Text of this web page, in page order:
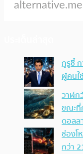
กูรูชี้
ผู้คนใ
วาฬก
ขณะที่
ดอลล
ช่องโ
กว่า